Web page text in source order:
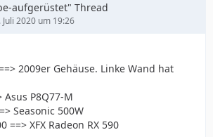
aufgerüstet" Thread
Juli 2020 um 19:26
2009er Gehäuse. Linke Wand hat
Asus P8Q77-M
Seasonic 500W
==> XFX Radeon RX 590